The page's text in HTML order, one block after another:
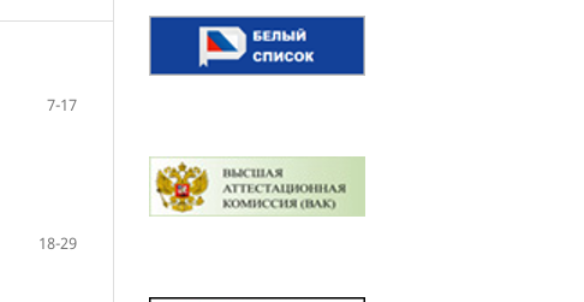
7-17
18-29